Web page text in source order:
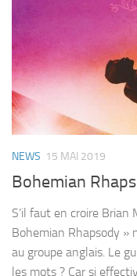
NEWS 15 MAI 2019
Bohemian
S’il faut en croire Brian
Bohemian Rhapsody »
au groupe anglais. Le
les mots ? Car si